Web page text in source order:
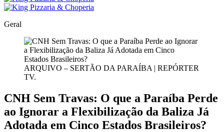
Geral
ARQUIVO – SERTÃO DA PARAÍBA | REPÓRTER
TV.
CNH Sem Travas: O que a Paraíba Perde
ao Ignorar a Flexibilização da Baliza Já
Adotada em Cinco Estados Brasileiros?